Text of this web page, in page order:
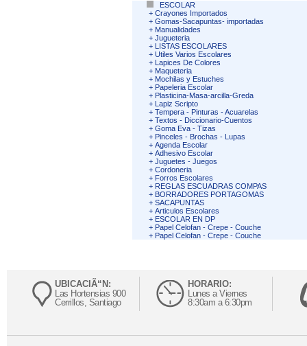
ESCOLAR
+ Crayones Importados
+ Gomas-Sacapuntas- importadas
+ Manualidades
+ Jugueteria
+ LISTAS ESCOLARES
+ Utiles Varios Escolares
+ Lapices De Colores
+ Maqueteria
+ Mochilas y Estuches
+ Papeleria Escolar
+ Plasticina-Masa-arcilla-Greda
+ Lapiz Scripto
+ Tempera - Pinturas - Acuarelas
+ Textos - Diccionario-Cuentos
+ Goma Eva - Tizas
+ Pinceles - Brochas - Lupas
+ Agenda Escolar
+ Adhesivo Escolar
+ Juguetes - Juegos
+ Cordoneria
+ Forros Escolares
+ REGLAS ESCUADRAS COMPAS
+ BORRADORES PORTAGOMAS
+ SACAPUNTAS
+ Articulos Escolares
+ ESCOLAR EN DP
+ Papel Celofan - Crepe - Couche
+ Papel Celofan - Crepe - Couche
UBICACIÃ“N:
Las Hortensias 900
Cerrillos, Santiago
HORARIO:
Lunes a Viernes
8:30am a 6:30pm